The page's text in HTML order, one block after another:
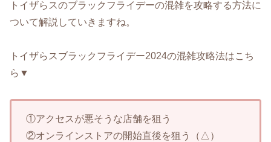
トイザらスのブラックフライデーの混雑を攻略する方法に
ついて解説していきますね。
トイザらスブラックフライデー2024の混雑攻略法はこち
ら▼
①アクセスが悪そうな店舗を狙う
②オンラインストアの開始直後を狙う（△）